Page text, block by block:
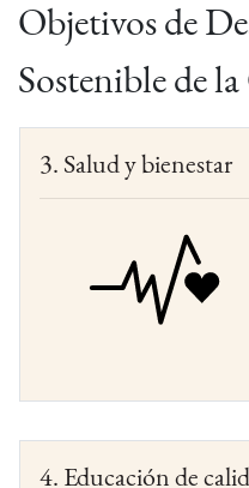
Objetivos de
Sostenible de
3. Salud y bienestar
4. Educación de